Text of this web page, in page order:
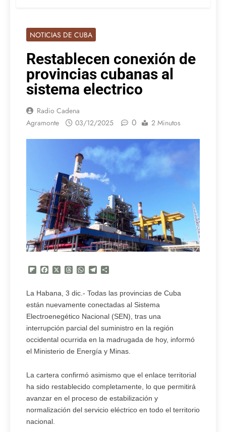
NOTICIAS DE CUBA
Restablecen conexión de
provincias cubanas al
sistema electrico
Radio Cadena
Agramonte
03/12/2025 0 2 Minutos
Flipboard
Facebook
X Threads
WhatsApp
Telegram
La Habana, 3 dic.- Todas las provincias de Cuba
están nuevamente conectadas al Sistema
Electroenegético Nacional (SEN), tras una
interrupción parcial del suministro en la región
occidental ocurrida en la madrugada de hoy, informó
el Ministerio de Energía y Minas.
La cartera confirmó asimismo que el enlace territorial
ha sido restablecido completamente, lo que permitirá
avanzar en el proceso de estabilización y
normalización del servicio eléctrico en todo el territorio
nacional.